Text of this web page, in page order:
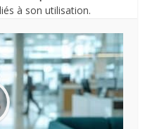
liés à son utilisation.